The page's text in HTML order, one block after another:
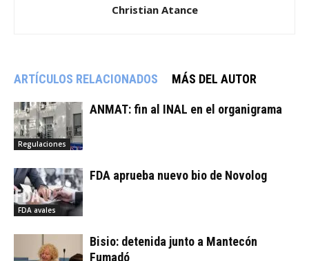
Christian Atance
ARTÍCULOS RELACIONADOS MÁS DEL AUTOR
Regulaciones
ANMAT: fin al INAL en el organigrama
FDA avales
FDA aprueba nuevo bio de Novolog
Bisio: detenida junto a Mantecón
Fumadó